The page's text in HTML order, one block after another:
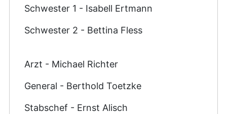
Schwester 1 - Isabell Ertmann
Schwester 2 - Bettina Fless
Arzt - Michael Richter
General - Berthold Toetzke
Stabschef - Ernst Alisch